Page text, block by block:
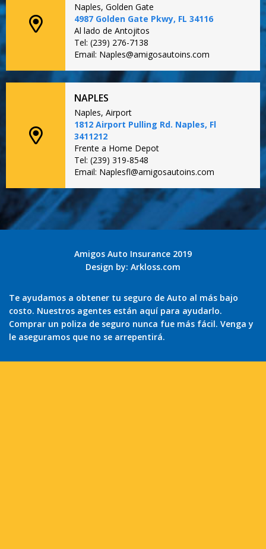
Naples, Golden Gate
4987 Golden Gate Pkwy, FL 34116
Al lado de Antojitos
Tel: (239) 276-7138
Email: Naples@amigosautoins.com
NAPLES
Naples, Airport
1812 Airport Pulling Rd. Naples, Fl
3411212
Frente a Home Depot
Tel: (239) 319-8548
Email: Naplesfl@amigosautoins.com
Amigos Auto Insurance 2019
Design by: Arkloss.com
Te ayudamos a obtener tu seguro de Auto al más bajo
costo. Nuestros agentes están aquí para ayudarlo.
Comprar un poliza de seguro nunca fue más fácil. Venga y
le aseguramos que no se arrepentirá.